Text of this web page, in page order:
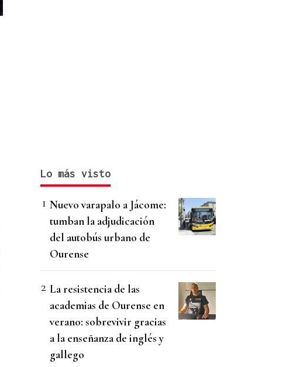
Lo más visto
Nuevo varapalo a Jácome:
tumban la adjudicación
del autobús urbano de
Ourense
La resistencia de las
academias de Ourense en
verano: sobrevivir gracias
a la enseñanza de inglés y
gallego